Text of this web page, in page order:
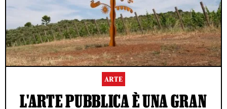
ARTE
L'ARTE PUBBLICA È UNA GRAN